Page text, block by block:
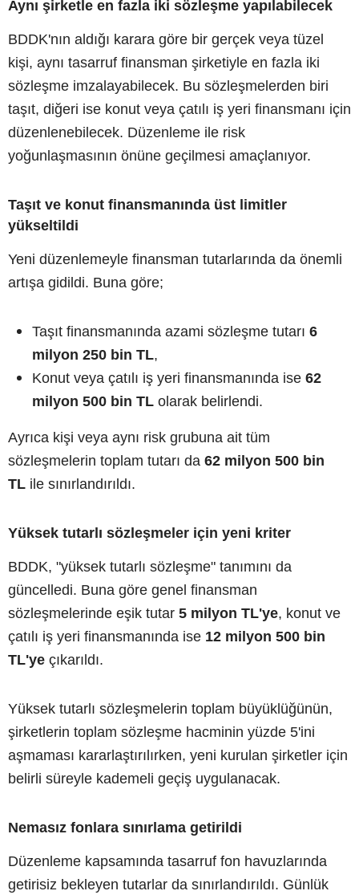
Aynı şirketle en fazla iki sözleşme yapılabilecek
BDDK'nın aldığı karara göre bir gerçek veya tüzel
kişi, aynı tasarruf finansman şirketiyle en fazla iki
sözleşme imzalayabilecek. Bu sözleşmelerden biri
taşıt, diğeri ise konut veya çatılı iş yeri finansmanı için
düzenlenebilecek. Düzenleme ile risk
yoğunlaşmasının önüne geçilmesi amaçlanıyor.
Taşıt ve konut finansmanında üst limitler
yükseltildi
Yeni düzenlemeyle finansman tutarlarında da önemli
artışa gidildi. Buna göre;
Taşıt finansmanında azami sözleşme tutarı 6
milyon 250 bin TL,
Konut veya çatılı iş yeri finansmanında ise 62
milyon 500 bin TL olarak belirlendi.
Ayrıca kişi veya aynı risk grubuna ait tüm
sözleşmelerin toplam tutarı da 62 milyon 500 bin
TL ile sınırlandırıldı.
Yüksek tutarlı sözleşmeler için yeni kriter
BDDK, "yüksek tutarlı sözleşme" tanımını da
güncelledi. Buna göre genel finansman
sözleşmelerinde eşik tutar 5 milyon TL'ye, konut ve
çatılı iş yeri finansmanında ise 12 milyon 500 bin
TL'ye çıkarıldı.
Yüksek tutarlı sözleşmelerin toplam büyüklüğünün,
şirketlerin toplam sözleşme hacminin yüzde 5'ini
aşmaması kararlaştırılırken, yeni kurulan şirketler için
belirli süreyle kademeli geçiş uygulanacak.
Nemasız fonlara sınırlama getirildi
Düzenleme kapsamında tasarruf fon havuzlarında
getirisiz bekleyen tutarlar da sınırlandırıldı. Günlük